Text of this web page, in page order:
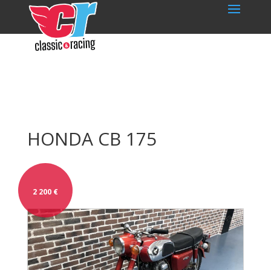
HONDA CB 175
2 200€